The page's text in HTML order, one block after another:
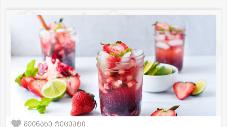
შეინახე რეცეპტი